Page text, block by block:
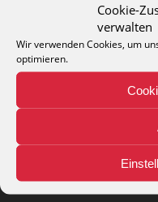
Cookie-
verwalten
Wir verwenden Cookies, um
optimieren.
44867 Bochum
phone: + 49 (2327) 3083 - 20
e-mail:info@theko-
Teppich-Lexikon